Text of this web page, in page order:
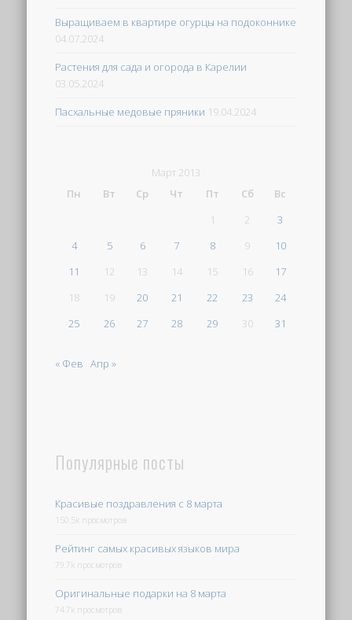
Выращиваем в квартире огурцы на подоконнике
04.07.2024
Растения для сада и огорода в Карелии
03.05.2024
Пасхальные медовые пряники 19.04.2024
Март 2013
Пн
Вт Ср Чт Пт Сб
Вс
1
2
3
4
5 6 7 8 9
10
11
12 13 14 15 16
17
18
19 20 21 22 23
24
25
26 27 28 29 30 31
« Фев Апр »
Популярные посты
Красивые поздравления с 8 марта
150.5k просмотров
Рейтинг самых красивых языков мира
79.7k просмотров
Оригинальные подарки на 8 марта
74.7k просмотров